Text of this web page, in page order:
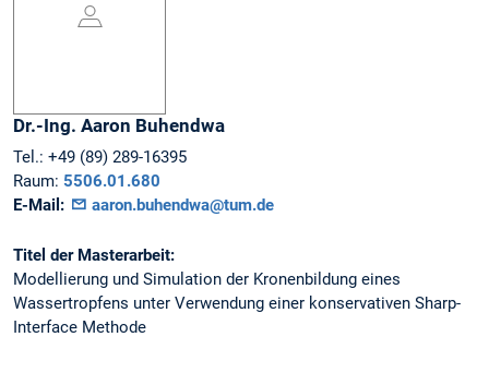
Dr.-Ing. Aaron Buhendwa
Tel.: +49 (89) 289-16395
Raum: 5506.01.680
E-Mail:
aaron.buhendwa@tum.de
Titel der Masterarbeit:
Modellierung und Simulation der Kronenbildung eines
Wassertropfens unter Verwendung einer konservativen Sharp-
Interface Methode